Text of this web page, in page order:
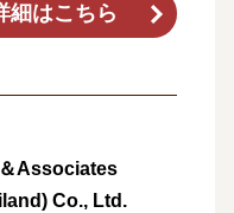
細はこちら
Associates
Co., Ltd.